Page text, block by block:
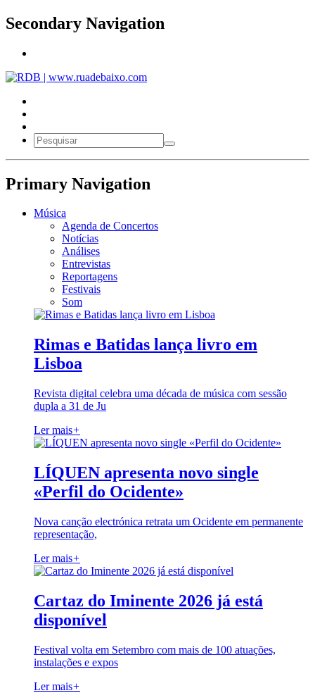
Secondary Navigation
Primary Navigation
Música
Agenda de Concertos
Notícias
Análises
Entrevistas
Reportagens
Festivais
Som
Rimas e Batidas lança livro em
Lisboa
Revista digital celebra uma década de música com sessão
dupla a 31 de Ju
Ler mais+
LÍQUEN apresenta novo single
«Perfil do Ocidente»
Nova canção electrónica retrata um Ocidente em permanente
representação,
Ler mais+
Cartaz do Iminente 2026 já está
disponível
Festival volta em Setembro com mais de 100 atuações,
instalações e expos
Ler mais+